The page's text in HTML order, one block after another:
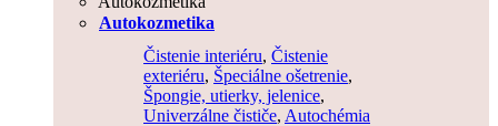
Autokozmetika
Čistenie interiéru, Čistenie
exteriéru, Špeciálne ošetrenie,
Špongie, utierky, jelenice,
Univerzálne čističe, Autochémia